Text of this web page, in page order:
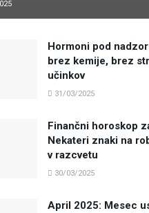
Hormoni pod
brez kemije, brez
učinkov
31/03/2025
Finančni horoskop
Nekateri znaki na
v razcvetu
30/03/2025
April 2025: Mesec